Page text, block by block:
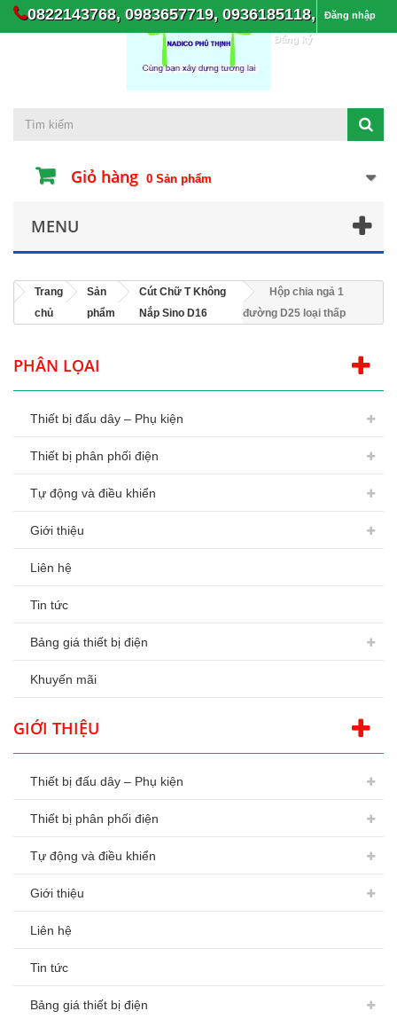
0822143768, 0983657719, 0936185118, Đăng nhập
Đăng ký
Giỏ hàng 0 Sản phẩm
MENU
Trang
chủ
Sản
phẩm
Cút Chữ T Không
Nắp Sino D16
Hộp chia ngả 1
đường D25 loại thấp
PHÂN LỌAI
Thiết bị đấu dây – Phụ kiện
Thiết bị phân phối điện
Tự động và điều khiển
Giới thiệu
Liên hệ
Tin tức
Bảng giá thiết bị điện
Khuyến mãi
GIỚI THIỆU
Thiết bị đấu dây – Phụ kiện
Thiết bị phân phối điện
Tự động và điều khiển
Giới thiệu
Liên hệ
Tin tức
Bảng giá thiết bị điện